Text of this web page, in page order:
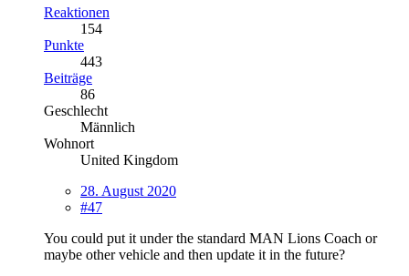
Reaktionen
154
Punkte
443
Beiträge
86
Geschlecht
Männlich
Wohnort
United Kingdom
28. August 2020
#47
You could put it under the standard MAN Lions Coach or
maybe other vehicle and then update it in the future?